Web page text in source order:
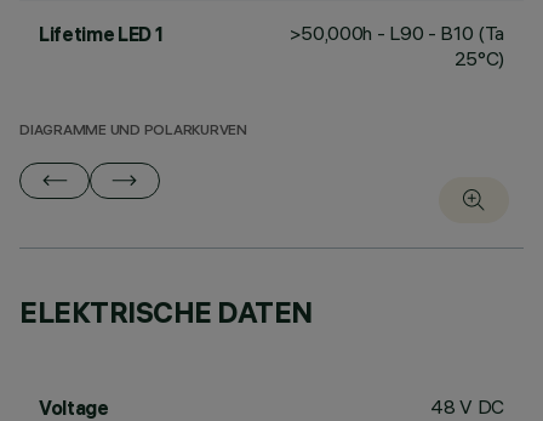
Lifetime LED 1
>50,000h - L90 - B10 (Ta
25°C)
DIAGRAMME UND POLARKURVEN
ELEKTRISCHE DATEN
Voltage 48 V DC